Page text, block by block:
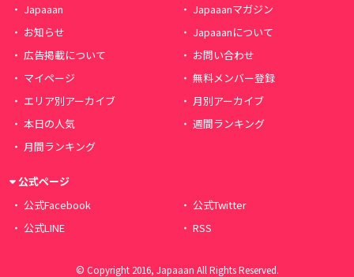
Japaaan
Japaaanマガジン
お知らせ
Japaaanについて
広告掲載について
お問い合わせ
マイページ
無料メンバー登録
エリア別アーカイブ
月別アーカイブ
本日の人気
週間ランキング
月間ランキング
公式ページ
公式Facebook
公式Twitter
公式LINE
RSS
© Copyright 2016, Japaaan All Rights Reserved.